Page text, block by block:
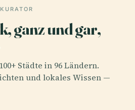
ganz und gar,
Städte in 96 Ländern.
und lokales Wissen —